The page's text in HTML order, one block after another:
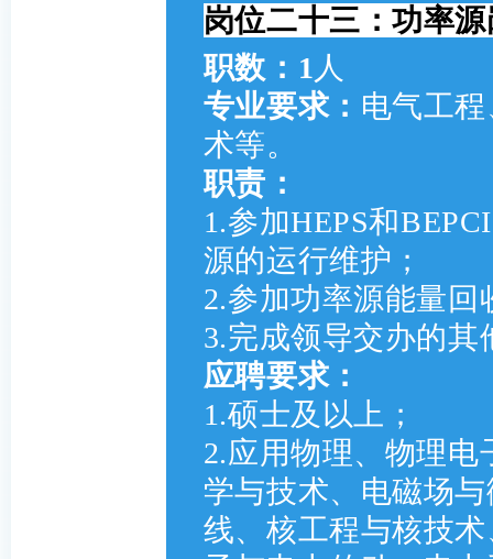
岗位二十三：功率源
职数：1 人
专业要求： 电气工
术等。
职责：
1.参加HEPS和
源的运行维护；
2.参加功率源能量回
3.完成领导交办的其
应聘要求：
1.硕士及以上；
2.应用物理、物理
学与技术、电磁场
线、核工程与核技